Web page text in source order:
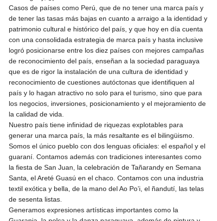
Casos de países como Perú, que de no tener una marca país y
de tener las tasas más bajas en cuanto a arraigo a la identidad y
patrimonio cultural e histórico del país, y que hoy en día cuenta
con una consolidada estrategia de marca país y hasta inclusive
logró posicionarse entre los diez países con mejores campañas
de reconocimiento del país, enseñan a la sociedad paraguaya
que es de rigor la instalación de una cultura de identidad y
reconocimiento de cuestiones autóctonas que identifiquen al
país y lo hagan atractivo no solo para el turismo, sino que para
los negocios, inversiones, posicionamiento y el mejoramiento de
la calidad de vida.
Nuestro país tiene infinidad de riquezas explotables para
generar una marca país, la más resaltante es el bilingüismo.
Somos el único pueblo con dos lenguas oficiales: el español y el
guaraní. Contamos además con tradiciones interesantes como
la fiesta de San Juan, la celebración de Tañarandy en Semana
Santa, el Areté Guasú en el chaco. Contamos con una industria
textil exótica y bella, de la mano del Ao Po’i, el ñandutí, las telas
de sesenta listas.
Generamos expresiones artísticas importantes como la